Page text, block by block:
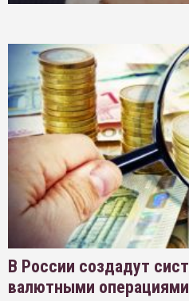
В России создадут
валютными операциями